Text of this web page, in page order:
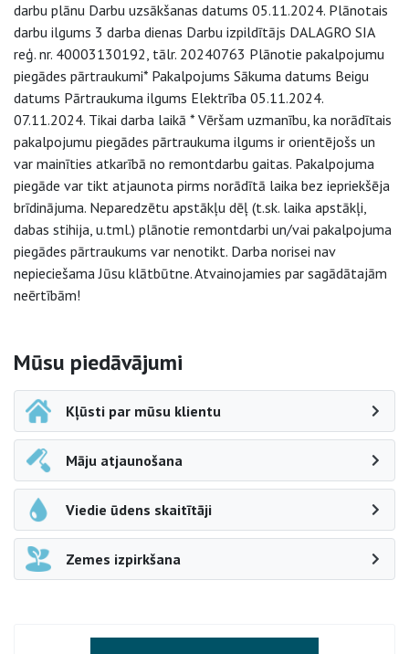
darbu plānu Darbu uzsākšanas datums 05.11.2024. Plānotais
darbu ilgums 3 darba dienas Darbu izpildītājs DALAGRO SIA
reģ. nr. 40003130192, tālr. 20240763 Plānotie pakalpojumu
piegādes pārtraukumi* Pakalpojums Sākuma datums Beigu
datums Pārtraukuma ilgums Elektrība 05.11.2024.
07.11.2024. Tikai darba laikā * Vēršam uzmanību, ka norādītais
pakalpojumu piegādes pārtraukuma ilgums ir orientējošs un
var mainīties atkarībā no remontdarbu gaitas. Pakalpojuma
piegāde var tikt atjaunota pirms norādītā laika bez iepriekšēja
brīdinājuma. Neparedzētu apstākļu dēļ (t.sk. laika apstākļi,
dabas stihija, u.tml.) plānotie remontdarbi un/vai pakalpojuma
piegādes pārtraukums var nenotikt. Darba norisei nav
nepieciešama Jūsu klātbūtne. Atvainojamies par sagādātajām
neērtībām!
Sāna navigācija
Mūsu piedāvājumi
Kļūsti par mūsu klientu
Māju atjaunošana
Viedie ūdens skaitītāji
Zemes izpirkšana